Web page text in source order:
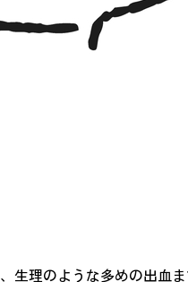
理のような多めの出血